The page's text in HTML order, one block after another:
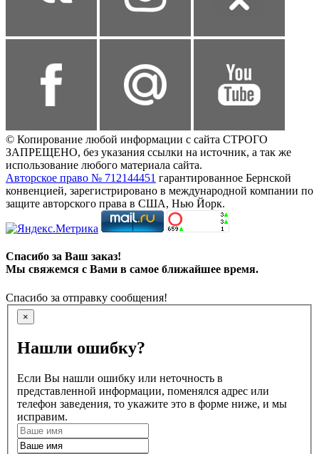
© Копирование любой информации с сайта СТРОГО
ЗАПРЕЩЕНО, без указания ссылки на источник, а так же
использование любого материала сайта.
Авторское право № 712144451 гарантированное Бернской
конвенцией, зарегистрировано в международной компании по
защите авторского права в США, Нью Йорк.
Спасибо за Ваш заказ!
Мы свяжемся с Вами в самое ближайшее время.
Спасибо за отправку сообщения!
×
Нашли ошибку?
Если Вы нашли ошибку или неточность в
представленной информации, поменялся адрес или
телефон заведения, то укажите это в форме ниже, и мы
исправим.